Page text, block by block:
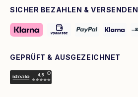
SICHER BEZAHLEN & VERSENDEN
GEPRÜFT & AUSGEZEICHNET